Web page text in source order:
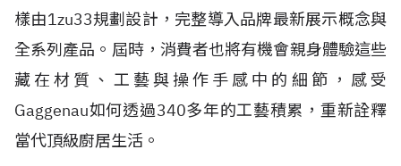
樣由1zu33規劃設計，完整導入品牌最新展示概念與
全系列產品。屆時，消費者也將有機會親身體驗這些
藏在材質、工藝與操作手感中的細節，感受
Gaggenau如何透過340多年的工藝積累，重新詮釋
當代頂級廚居生活。